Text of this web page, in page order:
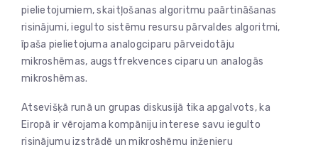
pielietojumiem, skaitļošanas algoritmu paārtināšanas
risinājumi, iegulto sistēmu resursu pārvaldes algoritmi,
īpaša pielietojuma analogciparu pārveidotāju
mikroshēmas, augstfrekvences ciparu un analogās
mikroshēmas.
Atsevišķā runā un grupas diskusijā tika apgalvots, ka
Eiropā ir vērojama kompāniju interese savu iegulto
risinājumu izstrādē un mikroshēmu inženieru